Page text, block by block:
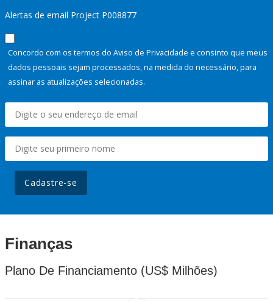
Alertas de email Project P008877
Concordo com os termos do Aviso de Privacidade e consinto que meus
dados pessoais sejam processados, na medida do necessário, para
assinar as atualizações selecionadas.
Cadastre-se
Finanças
Plano De Financiamento (US$ Milhões)